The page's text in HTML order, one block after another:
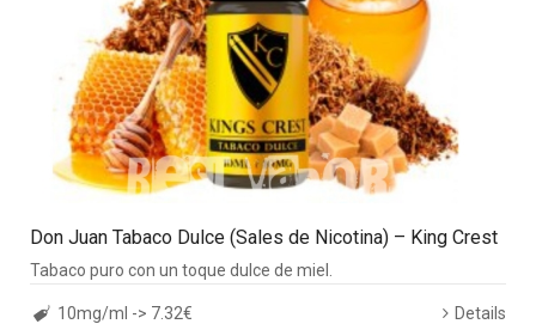
Don Juan Tabaco Dulce (Sales de Nicotina) – King Crest
Tabaco puro con un toque dulce de miel.
10mg/ml -> 7.32€
Details